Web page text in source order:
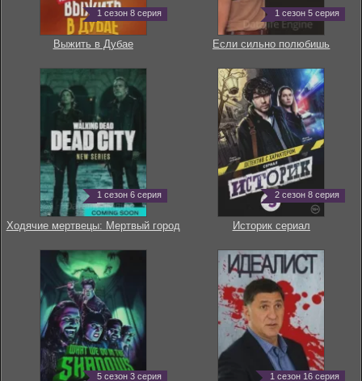
1 сезон 8 серия
Выжить в Дубае
1 сезон 5 серия
Если сильно полюбишь
1 сезон 6 серия
Ходячие мертвецы: Мертвый город
2 сезон 8 серия
Историк сериал
5 сезон 3 серия 1 сезон 16 серия